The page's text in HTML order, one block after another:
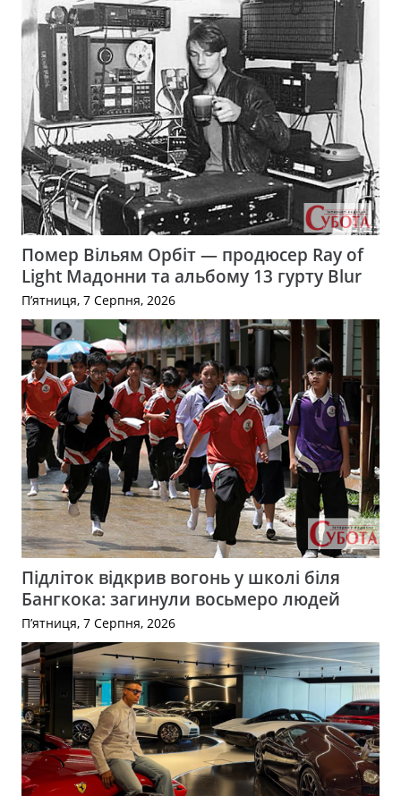
Помер Вільям Орбіт — продюсер Ray of
Light Мадонни та альбому 13 гурту Blur
П’ятниця, 7 Серпня, 2026
Підліток відкрив вогонь у школі біля
Бангкока: загинули восьмеро людей
П’ятниця, 7 Серпня, 2026